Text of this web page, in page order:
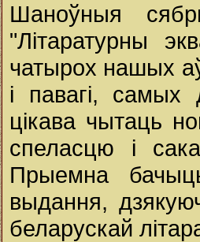
Шаноўныя
"Літаратурны
чатырох нашых
і павагі,
цікава чытаць
спеласцю і
Прыемна
выдання,
беларускай